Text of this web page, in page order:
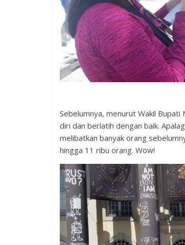
Sebelumnya, menurut Wakil
diri dan berlatih dengan baik.
melibatkan banyak orang
hingga 11 ribu orang. Wow!